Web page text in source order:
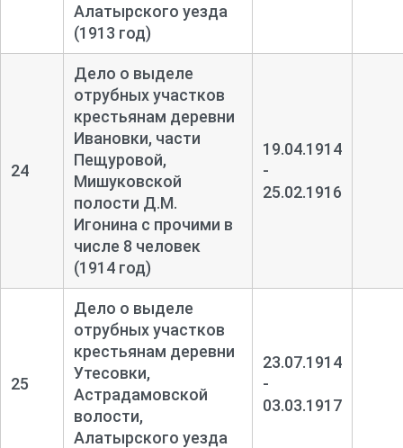
Алатырского уезда
(1913 год)
24
Дело о выделе
отрубных участков
крестьянам деревни
Ивановки, части
Пещуровой,
Мишуковской
полости Д.М.
Игонина с прочими в
числе 8 человек
(1914 год)
19.04.1914
-
25.02.1916
25
Дело о выделе
отрубных участков
крестьянам деревни
Утесовки,
Астрадамовской
волости,
Алатырского уезда
23.07.1914
-
03.03.1917